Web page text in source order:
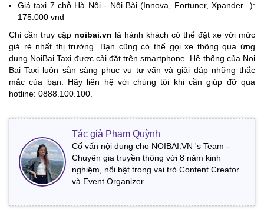
Giá taxi 7 chỗ Hà Nội - Nội Bài (Innova, Fortuner, Xpander...):
175.000 vnd
Chỉ cần truy cập noibai.vn là hành khách có thể đặt xe với mức
giá rẻ nhất thị trường. Bạn cũng có thể gọi xe thông qua ứng
dụng NoiBai Taxi được cài đặt trên smartphone. Hệ thống của Noi
Bai Taxi luôn sẵn sàng phục vụ tư vấn và giải đáp những thắc
mắc của bạn. Hãy liên hệ với chúng tôi khi cần giúp đỡ qua
hotline: 0888.100.100.
Tác giả Phạm Quỳnh
Cố vấn nội dung cho NOIBAI.VN 's Team -
Chuyên gia truyền thông với 8 năm kinh
nghiệm, nổi bật trong vai trò Content Creator
và Event Organizer.